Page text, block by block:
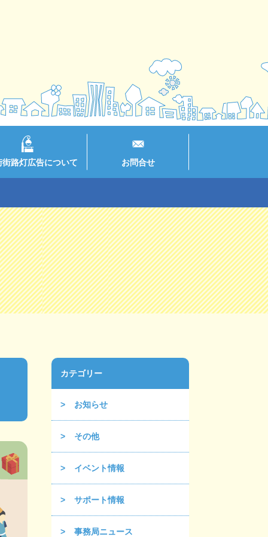
街路灯広告について お問合せ
カテゴリー
お知らせ
その他
イベント情報
サポート情報
事務局ニュース